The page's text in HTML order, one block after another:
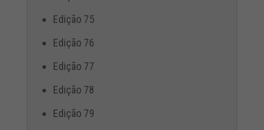
Edição 75
Edição 76
Edição 77
Edição 78
Edição 79